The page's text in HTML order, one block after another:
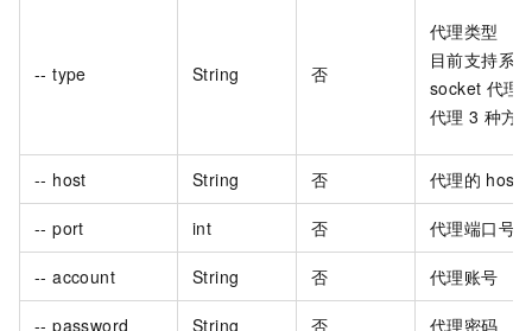
-- type String 否
代理类型
目前支持系
socket 代理
代理 3 种方
-- host String 否 代理的 host
-- port int 否 代理端口号
-- account String 否 代理账号
-- password String 否 代理密码